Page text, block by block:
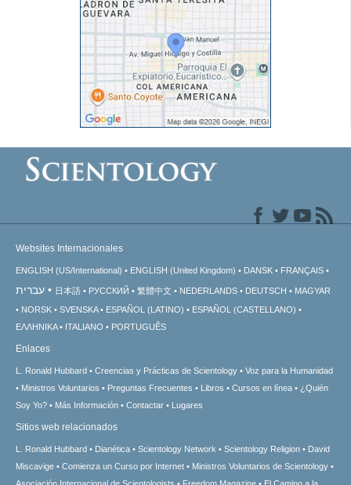
Websites Internacionales
ENGLISH (US/International) ENGLISH (United Kingdom) DANSK FRANÇAIS
עברית 日本語 РУССКИЙ 繁體中文 NEDERLANDS DEUTSCH
MAGYAR
NORSK
SVENSKA ESPAÑOL (LATINO)
ESPAÑOL (CASTELLANO)
ΕΛΛΗΝΙΚA
ITALIANO PORTUGUÊS
Enlaces
L. Ronald Hubbard Creencias y Prácticas de Scientology
Voz para la Humanidad
Ministros Voluntarios
Preguntas Frecuentes Libros Cursos en línea
¿Quién
Soy Yo?
Más Información Contactar Lugares
Sitios web relacionados
L. Ronald Hubbard Dianética Scientology Network Scientology Religion
David
Miscavige
Comienza un Curso por Internet
Ministros Voluntarios de Scientology